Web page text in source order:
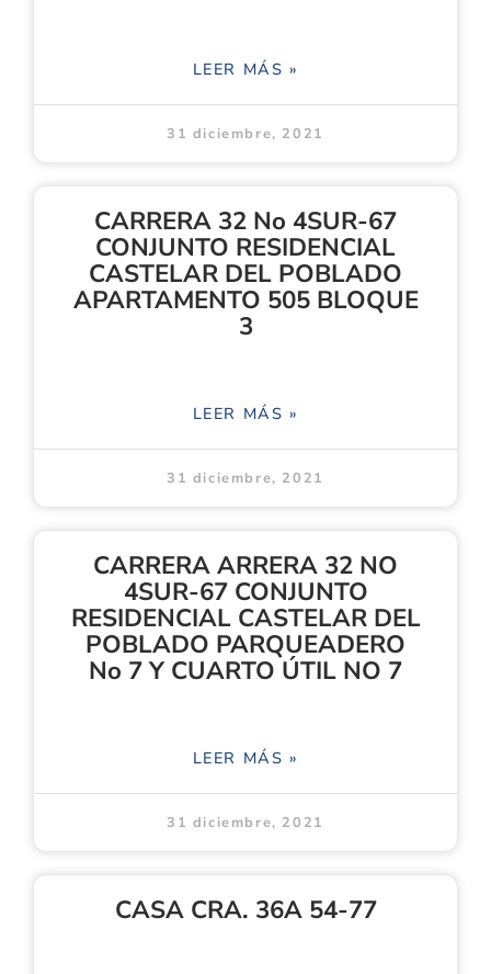
LEER MÁS »
31 diciembre, 2021
CARRERA 32 No 4SUR-67
CONJUNTO RESIDENCIAL
CASTELAR DEL POBLADO
APARTAMENTO 505 BLOQUE
3
LEER MÁS »
31 diciembre, 2021
CARRERA ARRERA 32 NO
4SUR-67 CONJUNTO
RESIDENCIAL CASTELAR DEL
POBLADO PARQUEADERO
No 7 Y CUARTO ÚTIL NO 7
LEER MÁS »
31 diciembre, 2021
CASA CRA. 36A 54-77